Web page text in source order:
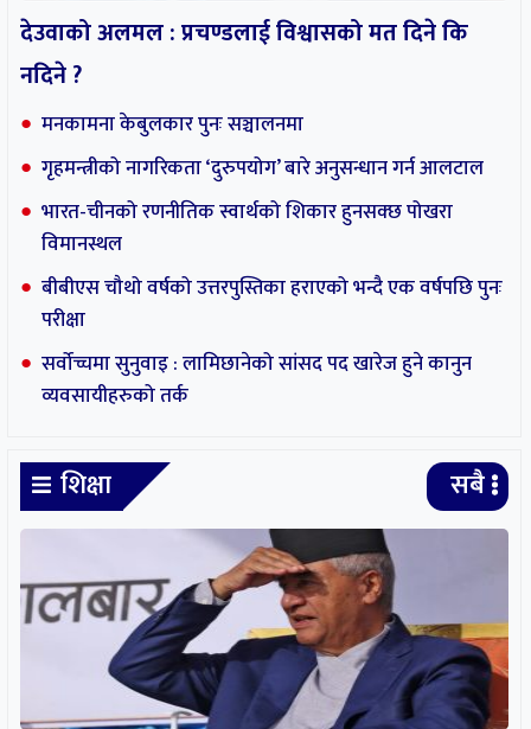
शिक्षा सबै
देउवाको अलमल : प्रचण्डलाई विश्वासको मत दिने कि
नदिने ?
गृहमन्त्रीको नागरिकता ‘दुरुपयोग’ बारे अनुसन्धान गर्न आलटाल
भारत-चीनको रणनीतिक स्वार्थको शिकार हुनसक्छ पोखरा
बीबीएस चौथो वर्षको उत्तरपुस्तिका हराएको भन्दै एक वर्षपछि पुनः
परीक्षा
सर्वोच्चमा सुनुवाइ : लामिछानेको सांसद पद खारेज हुने कानुन
व्यवसायीहरुको तर्क